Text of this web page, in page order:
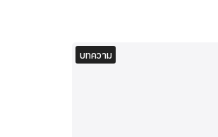
บทความ